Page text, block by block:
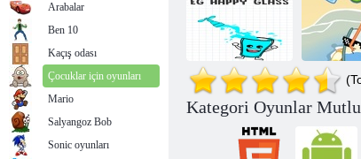
Mutlu Doldurma
Camı
EG Mutlu Cam
Kategori Oyunlar
Arabalar
Ben 10
Kaçış odası
Çocuklar için oyunları
Mario
Salyangoz Bob
Sonic oyunları